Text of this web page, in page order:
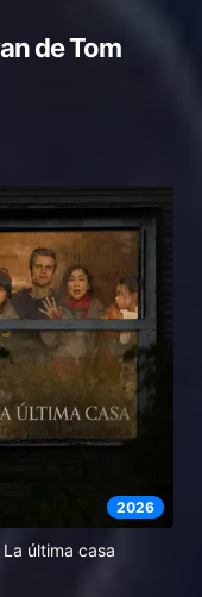
de Tom
2026
La última casa